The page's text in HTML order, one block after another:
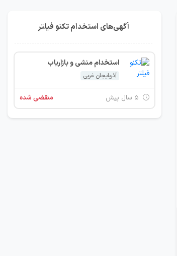
آگهی‌های استخدام تکنو فیلتر
استخدام منشی و بازاریاب
آذربایجان غربی
منقضی شده